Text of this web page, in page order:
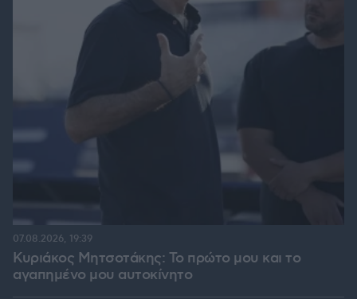
Κυριάκος Μητσοτάκης: Το πρώτο μου και το
αγαπημένο μου αυτοκίνητο
07.08.2026, 19:39